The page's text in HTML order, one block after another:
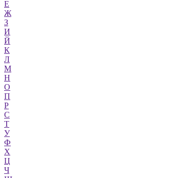
Е
Ж
З
И
Й
К
Л
М
Н
О
П
Р
С
Т
У
Ф
Х
Ц
Ч